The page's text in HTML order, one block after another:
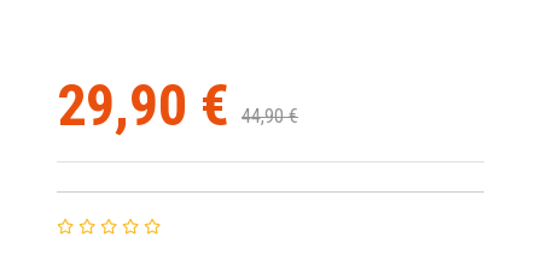
29,90 € 44,90 €